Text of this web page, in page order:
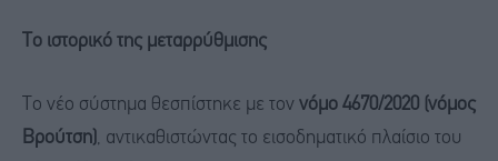
Το ιστορικό της μεταρρύθμισης
Το νέο σύστημα θεσπίστηκε με τον νόμο 4670/2020 (νόμος
Βρούτση) , αντικαθιστώντας το εισοδηματικό πλαίσιο του